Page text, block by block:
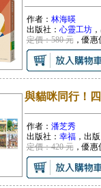
作者： 林海暎
出版社： 心靈工坊
定價：580 元，優惠
與貓咪同行！
作者： 潘芝秀
出版社： 幸福，出
定價：420 元，優惠